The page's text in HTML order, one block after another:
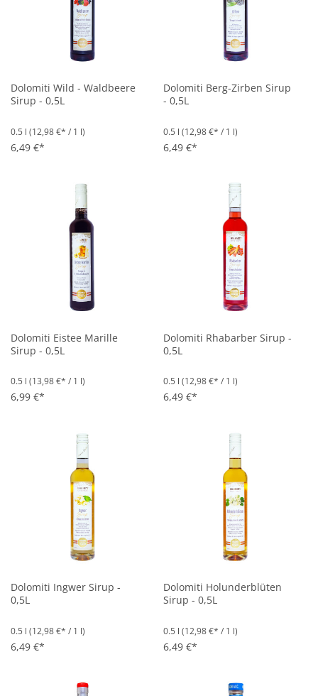
Dolomiti Wild - Waldbeere
Sirup - 0,5L
0.5 l (12,98 €* / 1 l)
6,49 €*
Dolomiti Berg-Zirben Sirup
- 0,5L
0.5 l (12,98 €* / 1 l)
6,49 €*
Dolomiti Eistee Marille
Sirup - 0,5L
0.5 l (13,98 €* / 1 l)
6,99 €*
Dolomiti Rhabarber Sirup -
0,5L
0.5 l (12,98 €* / 1 l)
6,49 €*
Dolomiti Ingwer Sirup -
0,5L
0.5 l (12,98 €* / 1 l)
6,49 €*
Dolomiti Holunderblüten
Sirup - 0,5L
0.5 l (12,98 €* / 1 l)
6,49 €*